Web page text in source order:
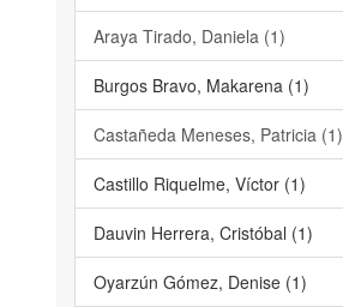
Araya Tirado, Daniela (1)
Burgos Bravo, Makarena (1)
Castañeda Meneses, Patricia (1)
Castillo Riquelme, Víctor (1)
Dauvin Herrera, Cristóbal (1)
Oyarzún Gómez, Denise (1)